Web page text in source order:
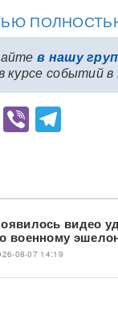
в нашу
курсе событий в
WhatsApp
Viber
видео
военному
08-07 14:19